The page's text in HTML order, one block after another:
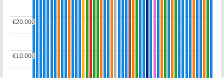
€10.000
€10.000
€20.000
€20.000